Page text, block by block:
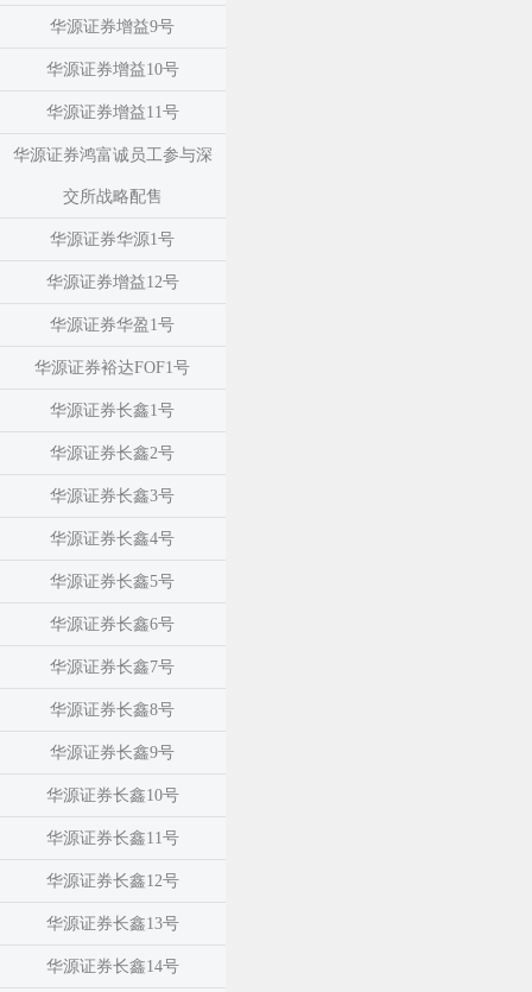
华源证券增益9号
华源证券增益10号
华源证券增益11号
华源证券鸿富诚员工参与深
交所战略配售
华源证券华源1号
华源证券增益12号
华源证券华盈1号
华源证券裕达FOF1号
华源证券长鑫1号
华源证券长鑫2号
华源证券长鑫3号
华源证券长鑫4号
华源证券长鑫5号
华源证券长鑫6号
华源证券长鑫7号
华源证券长鑫8号
华源证券长鑫9号
华源证券长鑫10号
华源证券长鑫11号
华源证券长鑫12号
华源证券长鑫13号
华源证券长鑫14号